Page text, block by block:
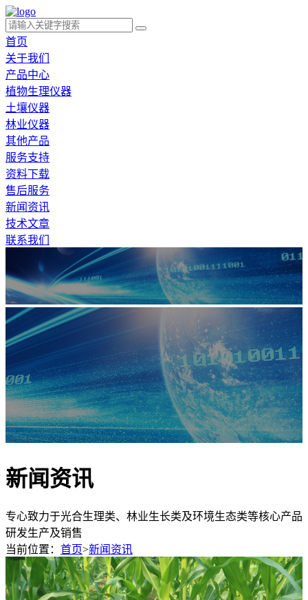
首页
关于我们
产品中心
植物生理仪器
土壤仪器
林业仪器
其他产品
服务支持
资料下载
售后服务
新闻资讯
技术文章
联系我们
新闻资讯
专心致力于光合生理类、林业生长类及环境生态类等核心产品
研发生产及销售
当前位置： 首页>新闻资讯